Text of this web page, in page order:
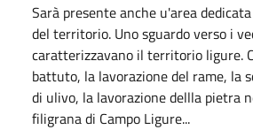
Sarà presente anche u'area
del territorio. Uno sguardo verso i
caratterizzavano il territorio ligure.
battuto, la lavorazione del rame, la
di ulivo, la lavorazione dellla pietra
filigrana di Campo Ligure...